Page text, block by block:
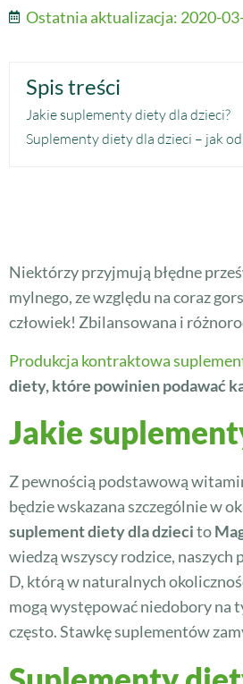
Ostatnia aktualizacja: 2020-
Spis treści
Jakie suplementy diety dla dzieci?
Suplementy diety dla dzieci – jak
Niektórzy przyjmują błędne
mylnego, ze względu na coraz
człowiek! Zbilansowana i
Produkcja kontraktowa
diety, które powinien podawać
Jakie
Z pewnością podstawową
będzie wskazana szczególnie w
suplement diety dla dziecito
wiedzą wszyscy rodzice,
D, którą w naturalnych
mogą występować niedobory na
często. Stawkę suplementów